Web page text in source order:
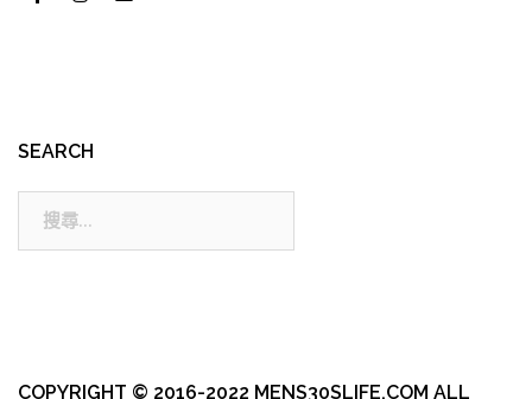
SEARCH
COPYRIGHT © 2016-2022 MENS30SLIFE.COM ALL